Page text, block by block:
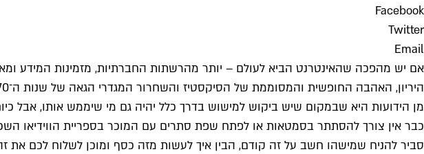
Facebook
Twitter
Email
אם יש מהפכה שהאינטרנט הביא לעולם – יותר מהרשתות החברתיות, מזמינות המידע
היריון, האהבה החופשית והמסוממת של הסיקסטיז והשחרור המגדרי הגאה של שנות ה־70, הגיע תורו של המיעוט השקט, המלחשש והקריפי של עולם המין: הסוטים.
מן הידועות היא שבמקום שיש ביקוש למישוש בדרך כלל יהיה גם מי שיממש אותו, אבל
כבר אין צורך להסתתר בסמטאות או לפתח שפת סתרים עם המוכר בספריית הווידיאו
סביר להניח שמישהו חשב על זה קודם, הבין איך לעשות מזה כסף ומוכן לשלוח לכם את